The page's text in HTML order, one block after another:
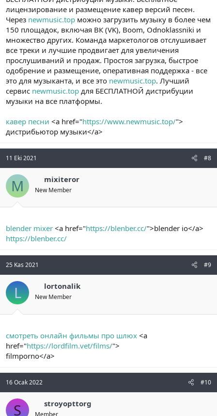
лицензирование и размещение кавер версий песен.
Через newmusic.top можно загрузить музыку в более чем
150 площадок, включая ВК (VK), Boom, Odnoklassniki и
множество других. Команда маркетологов отслушивает
все треки и лучшие продвигает для увеличения
прослушиваний и продаж. Простоя загрузка, быстрое
одобрение и размещение, оперативная поддержка - все
это для музыканта, и все это newmusic.top. Лучший
сервис newmusic.top для БЕСПЛАТНОЙ дистрибуции
музыки на все платформы.
кавер песни <a href="https://www.newmusic.top/">
дистрибьютор музыки</a>
11 Eki 2021 #8
M mixiteror
New Member
blender mixer <a href="https://blenber.cc/">blender io</a>
https://blenber.cc/
25 Kas 2021 #9
L lortonalik
New Member
смотреть онлайн фильмы про шлюх <a
href="https://lordfilm.vet/films/">
filmporno</a>
16 Ocak 2022 #10
S stroyopttorg
Member